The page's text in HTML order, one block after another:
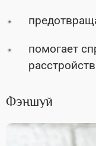
помогает
Фэншуй